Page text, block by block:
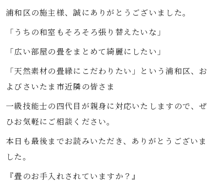
浦和区の施主様、誠にありがとうございました。
「うちの和室もそろそろ張り替えたいな」
「広い部屋の畳をまとめて綺麗にしたい」
「天然素材の畳縁にこだわりたい」という浦和区、お
よびさいたま市近隣の皆さま
一級技能士の四代目が親身に対応いたしますので、ぜ
ひお気軽にご相談ください。
本日も最後までお読みいただき、ありがとうございま
した。
『畳のお手入れされていますか？』